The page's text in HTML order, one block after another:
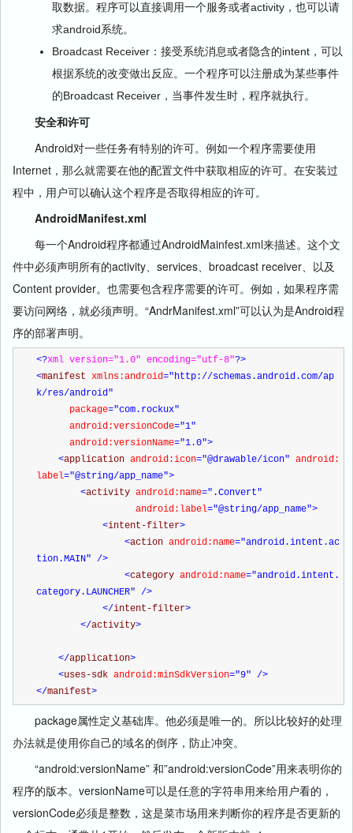
取数据。程序可以直接调用一个服务或者activity，也可以请
求android系统。
Broadcast Receiver：接受系统消息或者隐含的intent，可以
根据系统的改变做出反应。一个程序可以注册成为某些事件
的Broadcast Receiver，当事件发生时，程序就执行。
安全和许可
Android对一些任务有特别的许可。例如一个程序需要使用
Internet，那么就需要在他的配置文件中获取相应的许可。在安装过
程中，用户可以确认这个程序是否取得相应的许可。
AndroidManifest.xml
每一个Android程序都通过AndroidMainfest.xml来描述。这个文
件中必须声明所有的activity、services、broadcast receiver、以及
Content provider。也需要包含程序需要的许可。例如，如果程序需
要访问网络，就必须声明。“AndrManifest.xml”可以认为是Android程
序的部署声明。
<?xml version="1.0" encoding="utf-8"?>
<manifest xmlns:android="http://schemas.android.com/ap
k/res/android"
      package
="com.rockux"
      android:versionCode
="1"
      android:versionName
="1.0">
<application android:icon="@drawable/icon" android:
label="@string/app_name">
<activity android:name=".Convert"
                  android:label
="@string/app_name">
<intent-filter>
<action android:name="android.intent.ac
tion.MAIN" />
<category android:name="android.intent.
category.LAUNCHER" />
</intent-filter>
</activity>
</application>
<uses-sdk android:minSdkVersion="9" />
</manifest>
package属性定义基础库。他必须是唯一的。所以比较好的处理
办法就是使用你自己的域名的倒序，防止冲突。
“android:versionName” 和”android:versionCode”用来表明你的
程序的版本。versionName可以是任意的字符串用来给用户看的，
versionCode必须是整数，这是菜市场用来判断你的程序是否更新的